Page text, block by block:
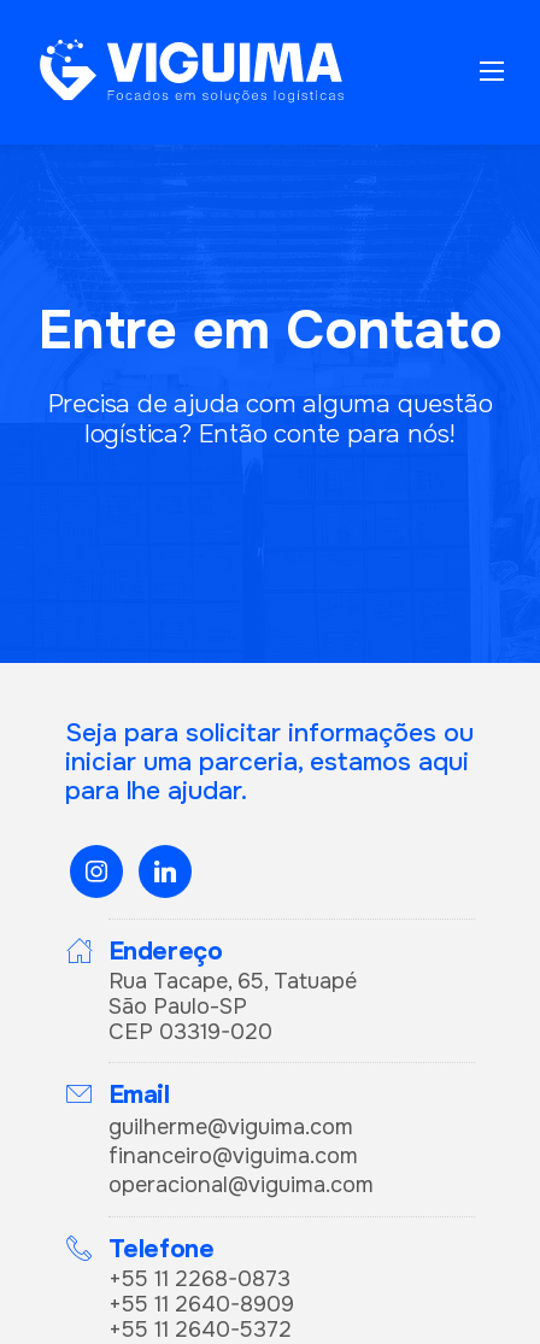
content
Entre em Contato
Precisa de ajuda com alguma questão
logística? Então conte para nós!
Seja para solicitar informações ou
iniciar uma parceria, estamos aqui
para lhe ajudar.
instagramlinkedin
Endereço
Rua Tacape, 65, Tatuapé
São Paulo-SP
CEP 03319-020
Email
guilherme@viguima.com
financeiro@viguima.com
operacional@viguima.com
Telefone
+55 11 2268-0873
+55 11 2640-8909
+55 11 2640-5372